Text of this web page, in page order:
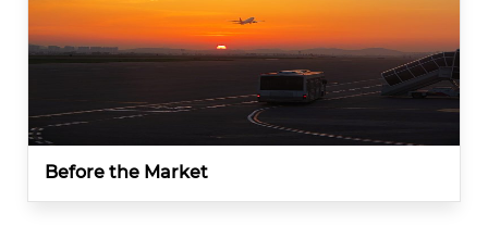
Before the Market